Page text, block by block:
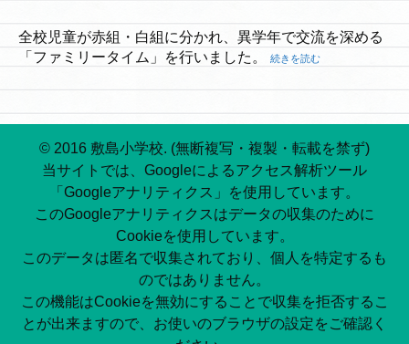
全校児童が赤組・白組に分かれ、異学年で交流を深める
「ファミリータイム」を行いました。
続きを読む
© 2016 敷島小学校. (無断複写・複製・転載を禁ず)
当サイトでは、Googleによるアクセス解析ツール
「Googleアナリティクス」を使用しています。
このGoogleアナリティクスはデータの収集のために
Cookieを使用しています。
このデータは匿名で収集されており、個人を特定するも
のではありません。
この機能はCookieを無効にすることで収集を拒否するこ
とが出来ますので、お使いのブラウザの設定をご確認く